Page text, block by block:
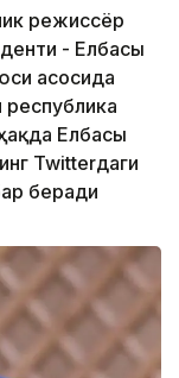
режиссёр
- Елбасы
асосида
республика
Елбасы
Twitterдаги
беради